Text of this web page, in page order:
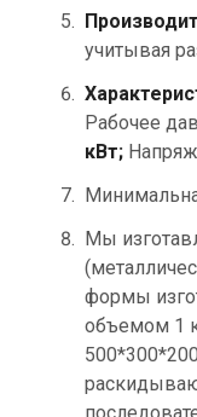
учитывая
Рабочее
кВт;
Мы
формы
объемом 1